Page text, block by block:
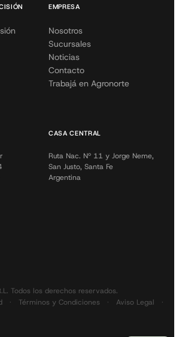
EMPRESA
Nosotros
Sucursales
Noticias
Contacto
Trabajá en Agronorte
CASA CENTRAL
Ruta Nac. Nº 11 y Jorge Neme,
San Justo, Santa Fe
Argentina
Todos los derechos reservados.
· Términos y Condiciones · Aviso Legal ·